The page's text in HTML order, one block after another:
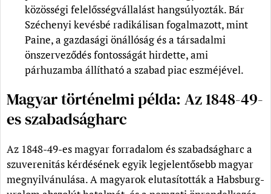
közösségi felelősségvállalást hangsúlyozták. Bár
Széchenyi kevésbé radikálisan fogalmazott, mint
Paine, a gazdasági önállóság és a társadalmi
önszerveződés fontosságát hirdette, ami
párhuzamba állítható a szabad piac eszméjével.
Magyar történelmi példa: Az 1848-49-
es szabadságharc
Az 1848-49-es magyar forradalom és szabadságharc a
szuverenitás kérdésének egyik legjelentősebb magyar
megnyilvánulása. A magyarok elutasították a Habsburg-